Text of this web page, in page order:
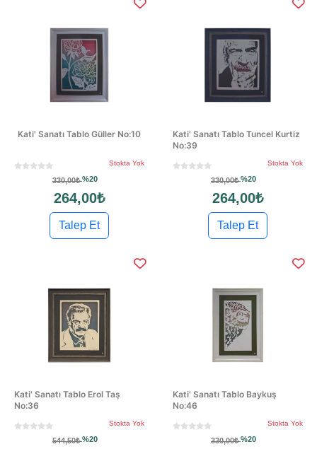
Kati' Sanatı Tablo Güller No:10
Stokta Yok
330,00₺%20
264,00₺
Talep Et
Kati' Sanatı Tablo Tuncel Kurtiz
No:39
Stokta Yok
330,00₺%20
264,00₺
Talep Et
Kati' Sanatı Tablo Erol Taş
No:36
Stokta Yok
544,50₺%20
Kati' Sanatı Tablo Baykuş
No:46
Stokta Yok
330,00₺%20